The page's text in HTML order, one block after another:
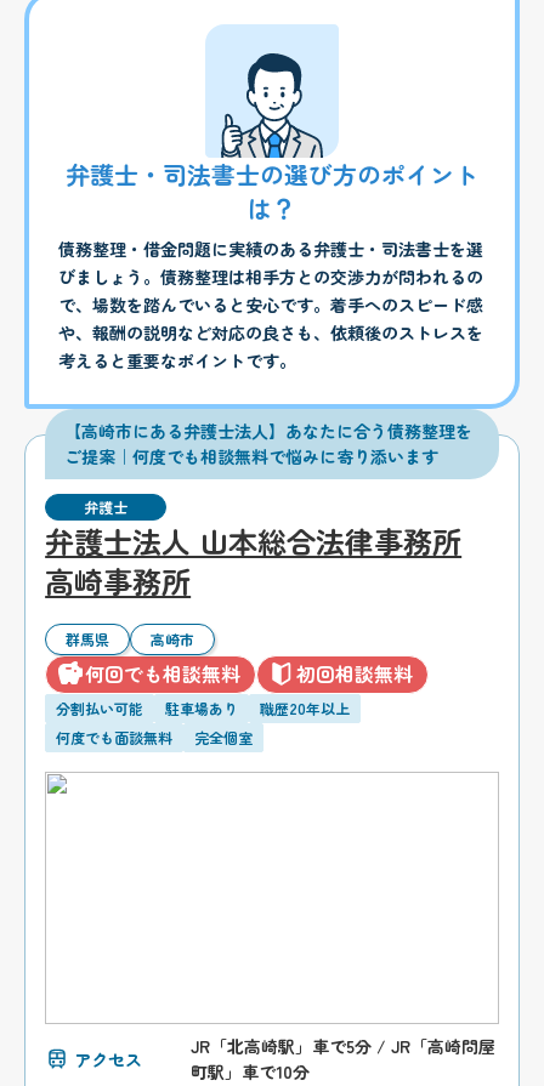
弁護士・司法書士の選び方のポイント
は？
債務整理・借金問題に実績のある弁護士・司法書士を選
びましょう。債務整理は相手方との交渉力が問われるの
で、場数を踏んでいると安心です。着手へのスピード感
や、報酬の説明など対応の良さも、依頼後のストレスを
考えると重要なポイントです。
【高崎市にある弁護士法人】あなたに合う債務整理を
ご提案｜何度でも相談無料で悩みに寄り添います
弁護士
弁護士法人 山本総合法律事務所
高崎事務所
群馬県 高崎市
何回でも相談無料 初回相談無料
分割払い可能 駐車場あり
職歴20年以上
何度でも面談無料
完全個室
アクセス
JR「北高崎駅」車で5分 / JR「高崎問屋
町駅」車で10分